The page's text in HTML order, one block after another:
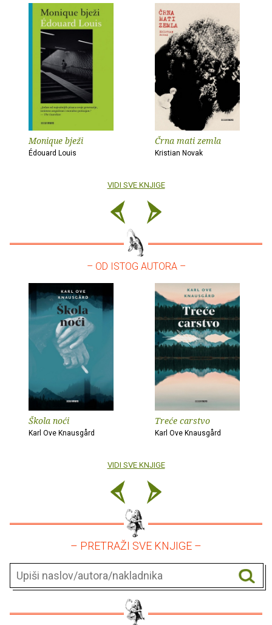
Monique bježi
Édouard Louis
Črna mati zemla
Kristian Novak
VIDI SVE KNJIGE
– OD ISTOG AUTORA –
Škola noći
Karl Ove Knausgård
Treće carstvo
Karl Ove Knausgård
VIDI SVE KNJIGE
– PRETRAŽI SVE KNJIGE –